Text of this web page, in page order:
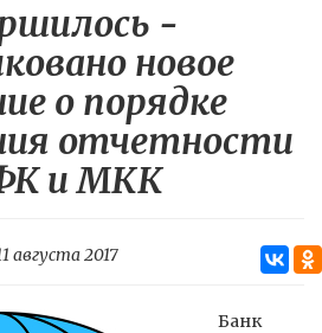
-
новое
о порядке
отчетности
и МКК
августа 2017
Банк